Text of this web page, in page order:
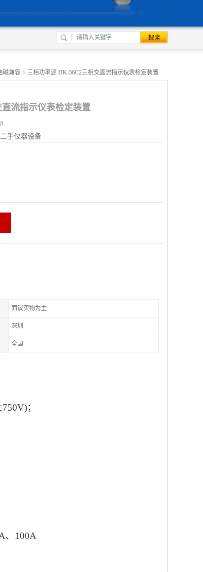
磁兼容 > 三相功率源 DK-56C2三相交直流指示仪表检定装置
流指示仪表检定装置
二手仪器设备
面议实物为主
深圳
全国
；
、100A